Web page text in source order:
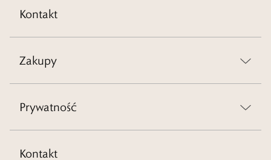
Kontakt
Zakupy
Prywatność
Kontakt